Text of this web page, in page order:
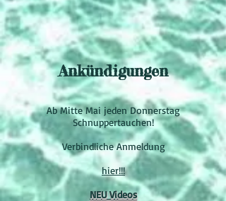
Ankündigungen
Ab Mitte Mai jeden Donnerstag
Schnuppertauchen!
Verbindliche Anmeldung
hier!!!
NEU Videos